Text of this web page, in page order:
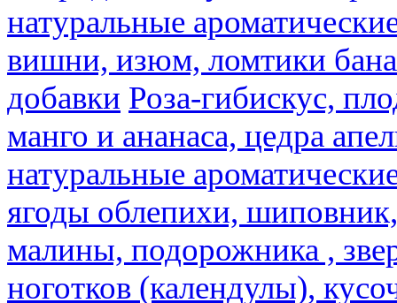
натуральные
вишни, изюм, ломтики
добавки Роза-гибискус,
манго и ананаса, цедра
натуральные
ягоды облепихи,
малины, подорожника ,
ноготков (календулы),